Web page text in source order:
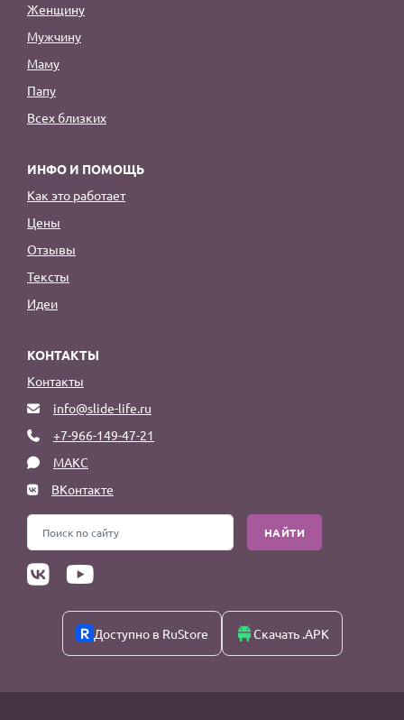
Женщину
Мужчину
Маму
Папу
Всех близких
ИНФО И ПОМОЩЬ
Как это работает
Цены
Отзывы
Тексты
Идеи
КОНТАКТЫ
Контакты
info@slide-life.ru
+7-966-149-47-21
МАКС
ВКонтакте
НАЙТИ
Доступно в RuStore Скачать .APK